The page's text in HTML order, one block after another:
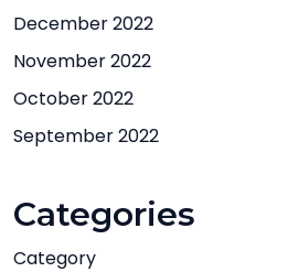
December 2022
November 2022
October 2022
September 2022
Categories
Category